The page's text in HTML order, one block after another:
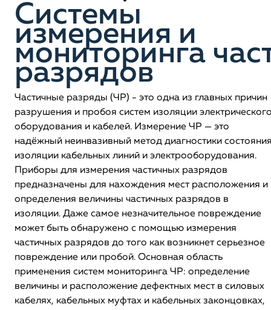
Системы
измерения и
мониторинга
разрядов
Частичные разряды (ЧР) - это одна из главных причин
разрушения и пробоя систем изоляции
оборудования и кабелей. Измерение ЧР — это
надёжный неинвазивный метод диагностики
изоляции кабельных линий и электрооборудования.
Приборы для измерения частичных разрядов
предназначены для нахождения мест расположения и
определения величины частичных разрядов в
изоляции. Даже самое незначительное повреждение
может быть обнаружено с помощью измерения
частичных разрядов до того как возникнет серьезное
повреждение или пробой. Основная область
применения систем мониторинга ЧР: определение
величины и расположение дефектных мест в силовых
кабелях, кабельных муфтах и кабельных законцовках,